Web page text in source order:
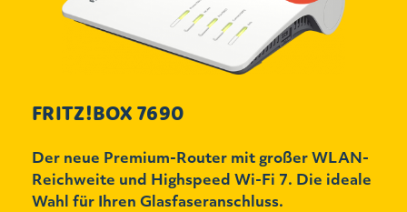
FRITZ!BOX 7690
Der neue Premium-Router mit großer WLAN-
Reichweite und Highspeed Wi-Fi 7. Die ideale
Wahl für Ihren Glasfaseranschluss.